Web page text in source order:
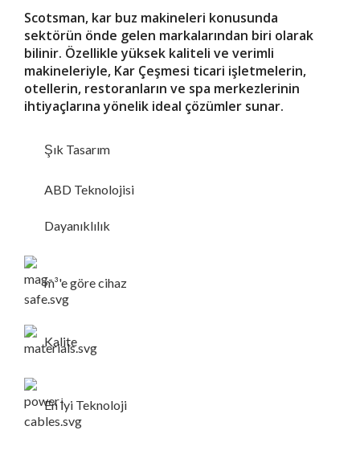
Scotsman, kar buz makineleri konusunda
sektörün önde gelen markalarından biri olarak
bilinir. Özellikle yüksek kaliteli ve verimli
makineleriyle, Kar Çeşmesi ticari işletmelerin,
otellerin, restoranların ve spa merkezlerinin
ihtiyaçlarına yönelik ideal çözümler sunar.
Şık Tasarım
ABD Teknolojisi
Dayanıklılık
m³'e göre cihaz
Kalite
En İyi Teknoloji